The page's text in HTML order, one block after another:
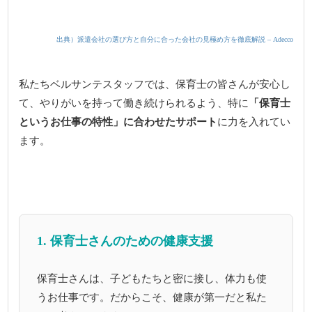
出典）派遣会社の選び方と自分に合った会社の見極め方を徹底解説 – Adecco
私たちベルサンテスタッフでは、保育士の皆さんが安心し
て、やりがいを持って働き続けられるよう、特に
「保育士
というお仕事の特性」に合わせたサポート に力を入れてい
ます。
1. 保育士さんのための健康支援
保育士さんは、子どもたちと密に接し、体力も使
うお仕事です。だからこそ、健康が第一だと私た